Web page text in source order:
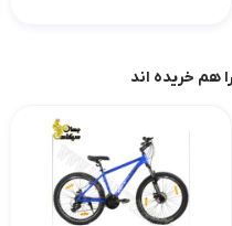
هم خریده اند